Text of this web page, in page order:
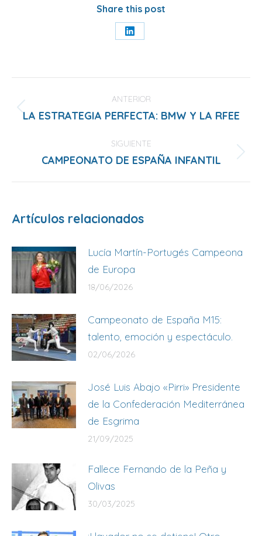
Share this post
Share
entre
publicaciones
ANTERIOR
Publicación
LA ESTRATEGIA PERFECTA: BMW Y LA RFEE
SIGUIENTE
Publicación
CAMPEONATO DE ESPAÑA INFANTIL
Artículos relacionados
Lucía Martín-Portugés Campeona
de Europa
18/06/2026
Campeonato de España M15:
talento, emoción y espectáculo.
02/06/2026
José Luis Abajo «Pirri» Presidente
de la Confederación Mediterránea
de Esgrima
21/09/2025
Fallece Fernando de la Peña y
Olivas
30/03/2025